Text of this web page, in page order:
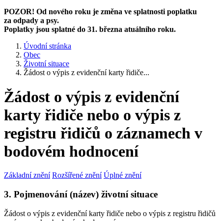
POZOR! Od nového roku je změna ve splatnosti poplatku
za odpady a psy.
Poplatky jsou splatné do 31. března atuálního roku.
Úvodní stránka
Obec
Životní situace
Žádost o výpis z evidenční karty řidiče...
Žádost o výpis z evidenční
karty řidiče nebo o výpis z
registru řidičů o záznamech v
bodovém hodnocení
Základní znění Rozšířené znění Úplné znění
3. Pojmenování (název) životní situace
Žádost o výpis z evidenční karty řidiče nebo o výpis z registru řidičů